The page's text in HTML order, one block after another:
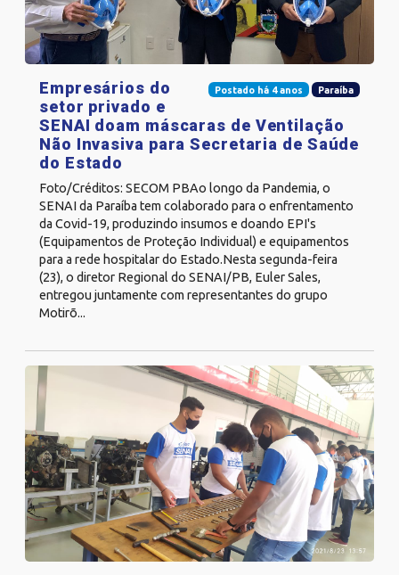
Postado há 4 anos Paraíba
Empresários do
setor privado e
SENAI doam máscaras de Ventilação
Não Invasiva para Secretaria de Saúde
do Estado
Foto/Créditos: SECOM PBAo longo da Pandemia, o
SENAI da Paraíba tem colaborado para o enfrentamento
da Covid-19, produzindo insumos e doando EPI's
(Equipamentos de Proteção Individual) e equipamentos
para a rede hospitalar do Estado.Nesta segunda-feira
(23), o diretor Regional do SENAI/PB, Euler Sales,
entregou juntamente com representantes do grupo
Motirõ...